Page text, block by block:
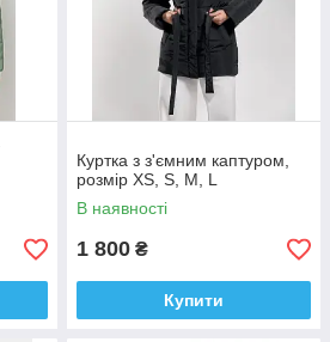
Куртка з з'ємним каптуром,
розмір XS, S, M, L
В наявності
1 800 ₴
Купити